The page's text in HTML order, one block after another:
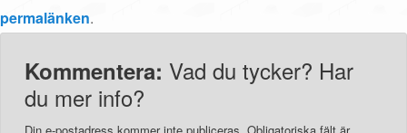
permalänken.
Kommentera: Vad du tycker? Har
du mer info?